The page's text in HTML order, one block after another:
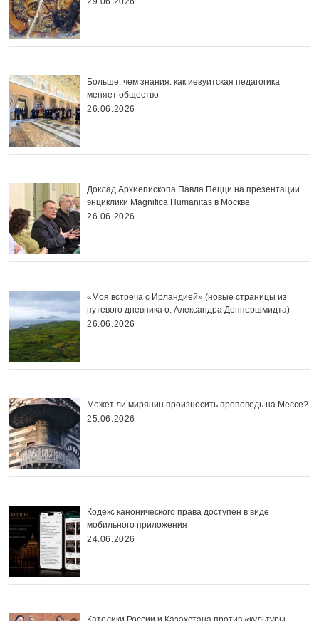
Больше, чем знания: как иезуитская педагогика
меняет общество
26.06.2026
Доклад Архиепископа Павла Пецци на презентации
энциклики Magnifica Нumanitas в Москве
26.06.2026
«Моя встреча с Ирландией» (новые страницы из
путевого дневника о. Александра Деппершмидта)
26.06.2026
Может ли мирянин произносить проповедь на Мессе?
25.06.2026
Кодекс канонического права доступен в виде
мобильного приложения
24.06.2026